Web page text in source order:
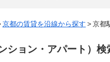
京都の賃貸を沿線から探す >京都
ション・アパート）検